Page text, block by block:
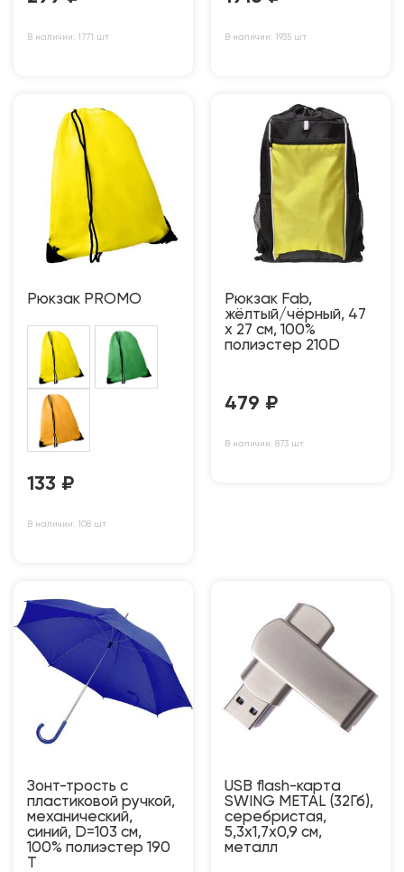
В наличии: 1771 шт В наличии: 1935 шт
Рюкзак PROMO
133 ₽
В наличии: 108 шт
Рюкзак Fab,
жёлтый/чёрный, 47
x 27 см, 100%
полиэстер 210D
479 ₽
В наличии: 873 шт
Зонт-трость с
пластиковой ручкой,
механический,
синий, D=103 см,
100% полиэстер 190
T
USB flash-карта
SWING METAL (32Гб),
серебристая,
5,3х1,7х0,9 см,
металл